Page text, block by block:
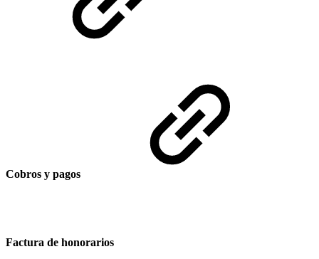
Cobros y pagos
Factura de honorarios